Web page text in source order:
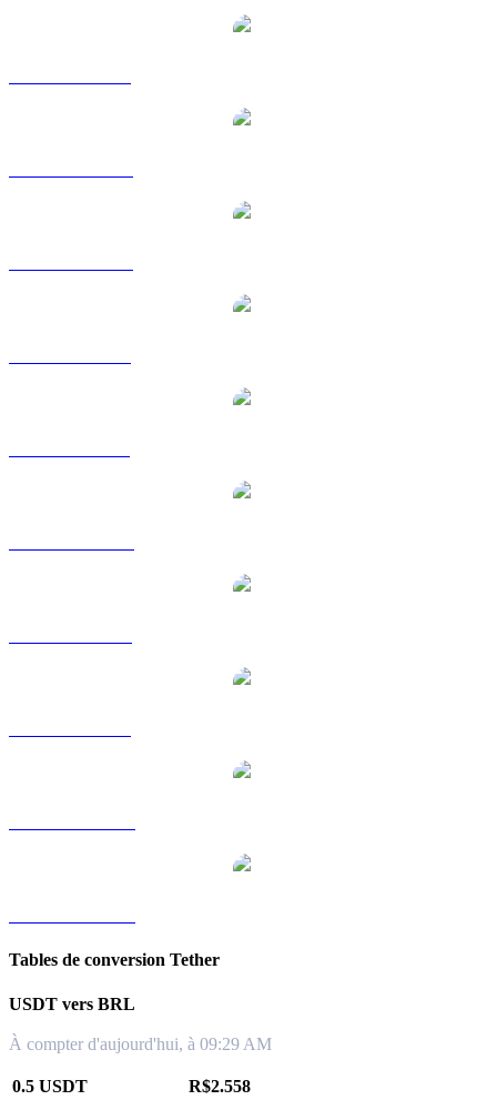
Tables de conversion Tether
USDT vers BRL
À compter d'aujourd'hui, à 09:29 AM
0.5 USDT
R$2.558